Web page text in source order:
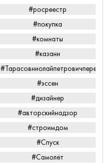
#росреестр
#покупка
#комнаты
#казани
#эссен
#дизайнер
#авторскийнадзор
#строимдом
#Спуск
#Самолёт